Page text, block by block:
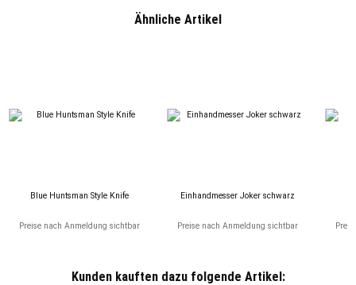
Ähnliche Artikel
Blue Huntsman Style Knife
Preise nach Anmeldung sichtbar
Einhandmesser Joker schwarz
Preise nach Anmeldung sichtbar
Kunden kauften dazu folgende Artikel: